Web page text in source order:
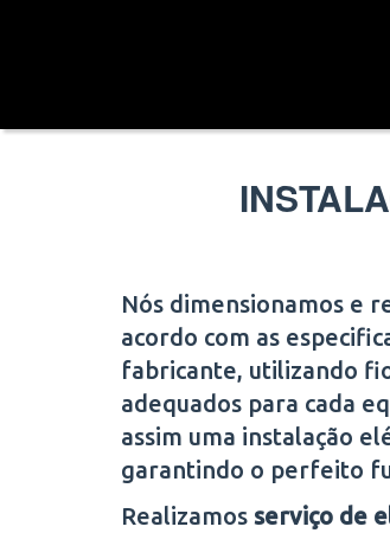
Nós dimensionamos e
acordo com as
fabricante, utilizando
adequados para cada
assim uma instalação
garantindo o perfeito
Realizamos serviço de